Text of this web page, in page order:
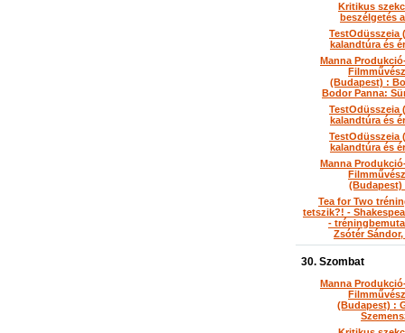
Kritikus
beszélgetés
TestOdüsszeia
kalandtúra és
Manna
(Budapest) :
Bodor Panna:
TestOdüsszeia
kalandtúra és
TestOdüsszeia
kalandtúra és
Manna
(Budapest)
Tea for Two
tetszik?! -
-
Zsótér
30. Szombat
Manna
(Budapest) :